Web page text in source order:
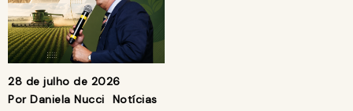
28 de julho de 2026
Por Daniela Nucci Notícias